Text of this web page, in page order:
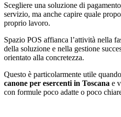
Scegliere una soluzione di
servizio, ma anche capire quale
proprio lavoro.
Spazio POS affianca l’attività nella
della soluzione e nella gestione
orientato alla concretezza.
Questo è particolarmente utile
canone per esercenti in Toscana e
con formule poco adatte o poco